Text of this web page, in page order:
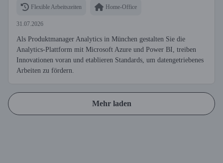
Flexible Arbeitszeiten Home-Office
31.07.2026
Als Produktmanager Analytics in München gestalten Sie die
Analytics-Plattform mit Microsoft Azure und Power BI, treiben
Innovationen voran und etablieren Standards, um datengetriebenes
Arbeiten zu fördern.
Mehr laden